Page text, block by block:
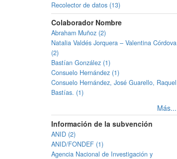
Recolector de datos (13)
Colaborador Nombre
Abraham Muñoz (2)
Natalia Valdés Jorquera – Valentina Córdova
(2)
Bastían González (1)
Consuelo Hernández (1)
Consuelo Hernández, José Guarello, Raquel
Bastías. (1)
Más...
Información de la subvención
ANID (2)
ANID/FONDEF (1)
Agencia Nacional de Investigación y